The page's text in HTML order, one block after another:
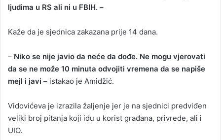
ljudima u RS ali ni u FBIH. –
Kaže da je sjednica zakazana prije 14 dana.
– Niko se nije javio da neće da dođe. Ne mogu vjerovati
da se ne može 10 minuta odvojiti vremena da se napiše
mejl i javi – istakao je Amidžić.
Vidovićeva je izrazila žaljenje jer je na sjednici predviđen
veliki broj pitanja koji idu u korist građana, privrede, ali i
UIO.